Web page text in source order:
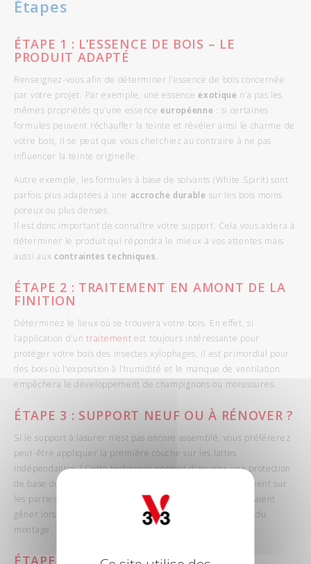
Étapes
ÉTAPE 1 : L’ESSENCE DE BOIS – LE
PRODUIT ADAPTÉ
Renseignez-vous afin de déterminer l’essence de bois concernée
par votre projet. Par exemple, une essence exotique n’a pas les
mêmes propriétés qu’une essence européenne : si certaines
formules peuvent réchauffer la teinte et révéler ainsi le charme de
votre bois, il se peut que vous cherchiez au contraire à ne pas
influencer la teinte originelle.
Autre exemple, les formules à base de solvants (White Spirit) sont
parfois plus adaptées à une accroche durable sur les bois moins
poreux ou plus denses.
Il est donc important de connaître votre support. Cela vous aidera à
déterminer le produit qui répondra le mieux à vos attentes mais
aussi aux contraintes techniques.
ÉTAPE 2 : TRAITEMENT EN AMONT DE LA
FINITION
Déterminez le lieux où se trouvera votre bois. En effet, si
l’application d’untraitement est toujours intéressante pour
protéger votre bois des insectes xylophages, il est primordial pour
des bois où l’exposition à l’humidité et le manque de ventilation
empêchera le développement de champignons ou moisissures.
ÉTAPE 3 : SUPPORT NEUF OU À RÉNOVER ?
Si le support à lasurer n’est pas encore assemblé, vous préférerez
peut-être appliquer la première couche sur les lattes
indépendantes ? Cette technique permet d’assurer une protection
de base du bois sous toutes ces facettes et non pas seulement sur
les parties apparentes. Évitez les surépaisseurs qui pourraient
gêner lors de l’emboitement des différents éléments lors du
montage.
ÉTAPE 4 : PONÇAGE